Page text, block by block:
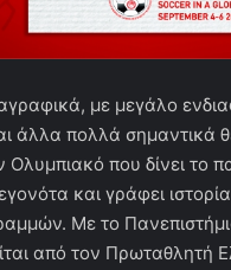
με μεγάλο
άλλα πολλά σημαντικά
που δίνει το
και γράφει
Με το
από τον Πρωταθλητή